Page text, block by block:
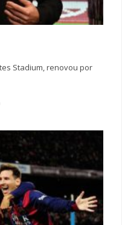
Stadium, renovou por